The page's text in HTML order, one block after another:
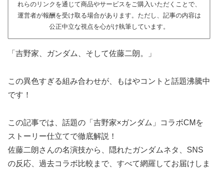
れらのリンクを通じて商品やサービスをご購入いただくことで、
運営者が報酬を受け取る場合があります。ただし、記事の内容は
公正中立な視点を心がけ執筆しています。
「吉野家、ガンダム、そして佐藤二朗。」
この異色すぎる組み合わせが、もはやコントと話題沸騰中
です！
この記事では、話題の「吉野家×ガンダム」コラボCMを
ストーリー仕立てで徹底解説！
佐藤二朗さんの名演技から、隠れたガンダムネタ、SNS
の反応、過去コラボ比較まで、すべて網羅してお届けしま